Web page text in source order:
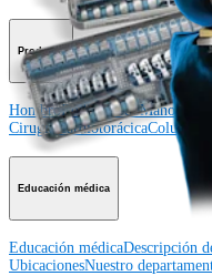
Producto
HombroRodillaCodoMano y
Cirugía cardiotorácicaColumna
Educación médica
Educación médicaDescripción
UbicacionesNuestro